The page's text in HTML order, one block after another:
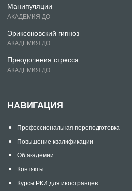
Манипуляции
АКАДЕМИЯ ДО
Эриксоновский гипноз
АКАДЕМИЯ ДО
Преодоления стресса
АКАДЕМИЯ ДО
НАВИГАЦИЯ
Профессиональная переподготовка
Повышение квалификации
Об академии
Контакты
Курсы РКИ для иностранцев